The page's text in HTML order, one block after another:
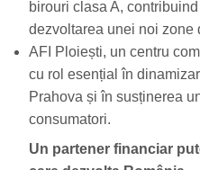
birouri clasa A,
dezvoltarea unei noi zone
AFI Ploiești, un centru
cu rol esențial în
Prahova și în susținerea
consumatori.
Un partener financiar